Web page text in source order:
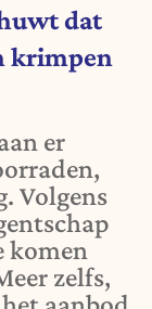
dat
krimpen
er
Volgens
komen
zelfs,